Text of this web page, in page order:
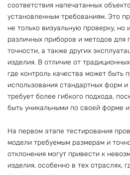
соответствия напечатанных
установленным требованиям. Это
не только визуальную проверку, но
различных приборов и методов для
точности, а также других
изделия. В отличие от
где контроль качества может быть
использования стандартных форм
требует более гибкого подхода,
быть уникальными по своей форме и
На первом этапе тестирования
модели требуемым размерам и
отклонения могут привести к
изделия, особенно в тех отраслях,